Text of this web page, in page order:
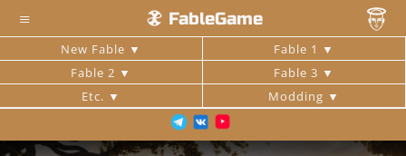
≡ FableGame
New Fable
Fable 1
Fable 2
Fable 3
Etc.
Modding